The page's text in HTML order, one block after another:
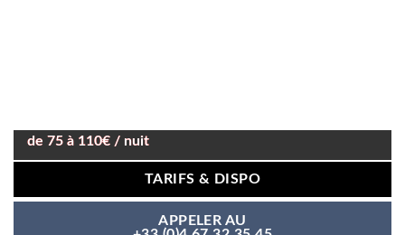
de 75 à 110€ / nuit
TARIFS & DISPO
APPELER AU